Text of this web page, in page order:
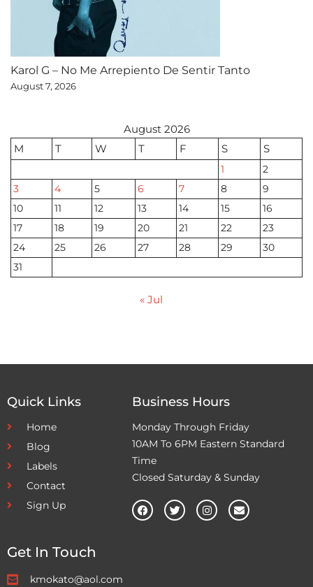
Karol G – No Me Arrepiento De Sentir Tanto
August 7, 2026
August 2026
M
T W T F S S
1
2
3
4 5 6 7 8
9
10
11 12 13 14 15
16
17
18 19 20 21 22
23
24
25 26 27 28 29
30
31
« Jul
Quick Links
Home
Blog
Labels
Contact
Sign Up
Business Hours
Monday Through Friday
10AM To 6PM Eastern Standard
Time
Closed Saturday & Sunday
Get In Touch
kmokato@aol.com